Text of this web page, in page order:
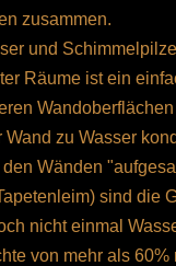
zusammen.
und
Räume ist ein
zu Wasser
Wänden
sind die
nicht einmal
von mehr als 60%